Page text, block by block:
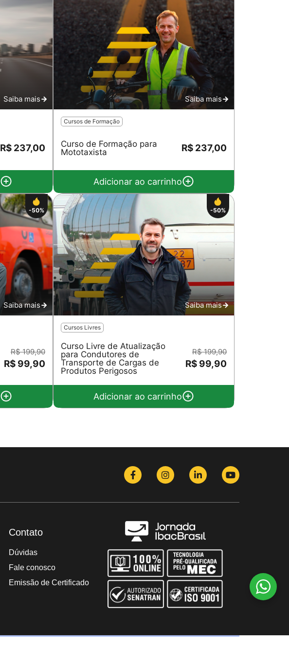
Saiba mais
R$ 237,00
Saiba mais
Cursos de Formação
Curso de Formação para
Mototaxista
R$ 237,00
Adicionar ao carrinho
-50%
Saiba mais
R$ 199,90
R$ 99,90
-50%
Saiba mais
Cursos Livres
Curso Livre de Atualização
para Condutores de
Transporte de Cargas de
Produtos Perigosos
R$ 199,90
R$ 99,90
Adicionar ao carrinho
Contato
Dúvidas
Fale conosco
Emissão de Certificado